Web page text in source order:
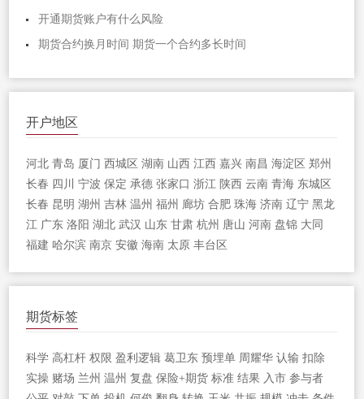
开通期货账户有什么风险
期货合约换月时间 期货一个合约多长时间
开户地区
河北 青岛 厦门 西城区 湖南 山西 江西 嘉兴 南昌 海淀区 郑州
长春 四川 宁波 保定 承德 张家口 浙江 陕西 云南 青海 东城区
长春 昆明 湖州 吉林 温州 福州 廊坊 合肥 珠海 济南 辽宁 黑龙
江 广东 洛阳 湖北 武汉 山东 甘肃 杭州 唐山 河南 盘锦 大同
福建 哈尔滨 南京 安徽 海南 太原 丰台区
期货标签
科学 高杠杆 权限 盈利逻辑 葛卫东 预埋单 周耀华 认输 扣除
实操 赌场 兰州 温州 复盘 保险+期货 标准 结果 入市 参与者